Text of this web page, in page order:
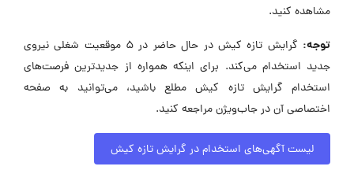
مشاهده کنید.
توجه:
گرایش تازه کیش در حال حاضر در ۵ موقعیت شغلی نیروی
جدید استخدام می‌کند. برای اینکه همواره از جدیدترین فرصت‌های
استخدام گرایش تازه کیش مطلع باشید، می‌توانید به صفحه
اختصاصی آن در جاب‌ویژن مراجعه کنید.
لیست آگهی‌های استخدام در گرایش تازه کیش